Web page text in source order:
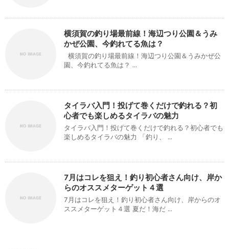
横須賀の釣り場最前線！海辺つり公園＆うみ
かぜ公園、今釣れてる魚は？
横須賀の釣り場最前線！海辺つり公園＆うみかぜ公
園、今釣れてる魚は？ ...
タイラバ入門！投げて巻くだけで釣れる？初
心者でも楽しめるタイラバの魅力
タイラバ入門！投げて巻くだけで釣れる？初心者でも
楽しめるタイラバの魅力 「釣り、 ...
7月はコレを狙え！釣り初心者さん向け、岸か
らのオススメターゲット４選
7月はコレを狙え！釣り初心者さん向け、岸からのオ
ススメターゲット４選 夏だ！海だ ...